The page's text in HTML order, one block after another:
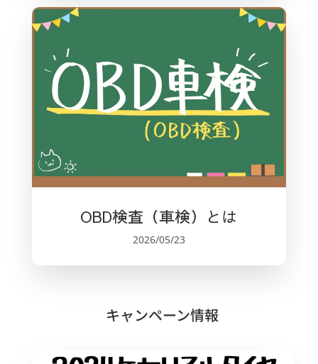
OBD検査（車検）とは
2026/05/23
キャンペーン情報